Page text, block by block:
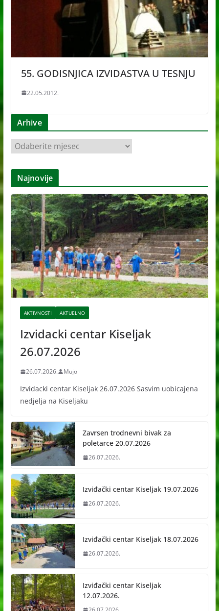
55. GODISNJICA IZVIDASTVA U TESNJU
22.05.2012.
Arhive
r
h
v
e
Najnovije
AKTIVNOSTI AKTUELNO
Izvidacki centar Kiseljak
26.07.2026
26.07.2026. Mujo
Izvidacki centar Kiseljak 26.07.2026 Sasvim uobicajena
nedjelja na Kiseljaku
Zavrsen trodnevni bivak za
poletarce 20.07.2026
26.07.2026.
Izviđački centar Kiseljak 19.07.2026
26.07.2026.
Izviđački centar Kiseljak 18.07.2026
26.07.2026.
Izviđački centar Kiseljak
12.07.2026.